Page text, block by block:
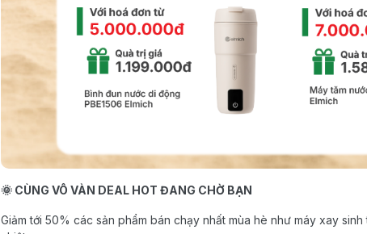
🌞 CÙNG VÔ VÀN DEAL HOT ĐANG CHỜ BẠN
Giảm tới 50% các sản phẩm bán chạy nhất mùa hè như máy xay